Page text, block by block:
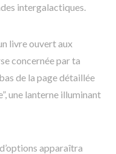
intergalactiques.
livre ouvert aux
concernée par ta
de la page détaillée
une lanterne illuminant
apparaîtra